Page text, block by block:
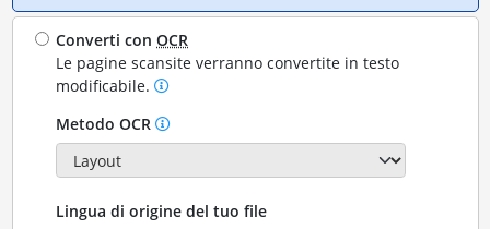
Converti conOCR
Le pagine scansite verranno convertite in testo
modificabile.
Metodo OCR
Lingua di origine del tuo file